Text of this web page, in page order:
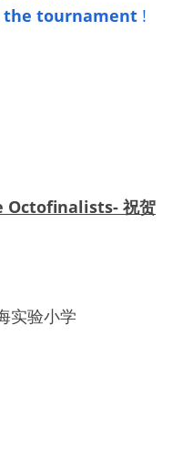
the tournament !
祝贺
实验小学